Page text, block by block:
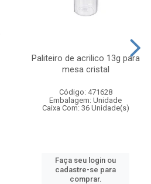
Paliteiro de acrilico 13g para
mesa cristal
Código: 471628
Embalagem: Unidade
Caixa Com: 36 Unidade(s)
Faça seu login ou
cadastre-se para
comprar.